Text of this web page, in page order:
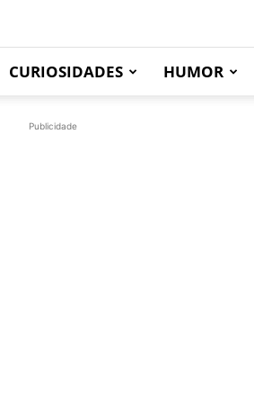
CURIOSIDADES HUMOR
Publicidade